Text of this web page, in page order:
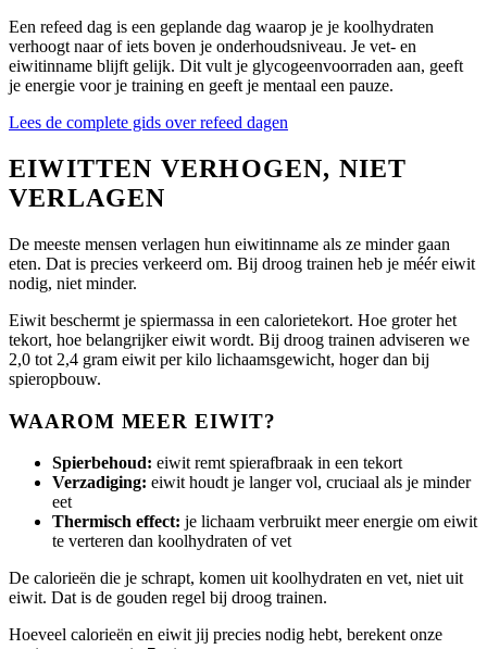
Een refeed dag is een geplande dag waarop je je koolhydraten
verhoogt naar of iets boven je onderhoudsniveau. Je vet- en
eiwitinname blijft gelijk. Dit vult je glycogeenvoorraden aan, geeft
je energie voor je training en geeft je mentaal een pauze.
Lees de complete gids over refeed dagen
EIWITTEN VERHOGEN, NIET
VERLAGEN
De meeste mensen verlagen hun eiwitinname als ze minder gaan
eten. Dat is precies verkeerd om. Bij droog trainen heb je méér eiwit
nodig, niet minder.
Eiwit beschermt je spiermassa in een calorietekort. Hoe groter het
tekort, hoe belangrijker eiwit wordt. Bij droog trainen adviseren we
2,0 tot 2,4 gram eiwit per kilo lichaamsgewicht, hoger dan bij
spieropbouw.
WAAROM MEER EIWIT?
Spierbehoud: eiwit remt spierafbraak in een tekort
Verzadiging: eiwit houdt je langer vol, cruciaal als je minder
eet
Thermisch effect: je lichaam verbruikt meer energie om eiwit
te verteren dan koolhydraten of vet
De calorieën die je schrapt, komen uit koolhydraten en vet, niet uit
eiwit. Dat is de gouden regel bij droog trainen.
Hoeveel calorieën en eiwit jij precies nodig hebt, berekent onze